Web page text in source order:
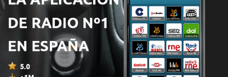
Color de fuente secundario
Restablecer
Bordes